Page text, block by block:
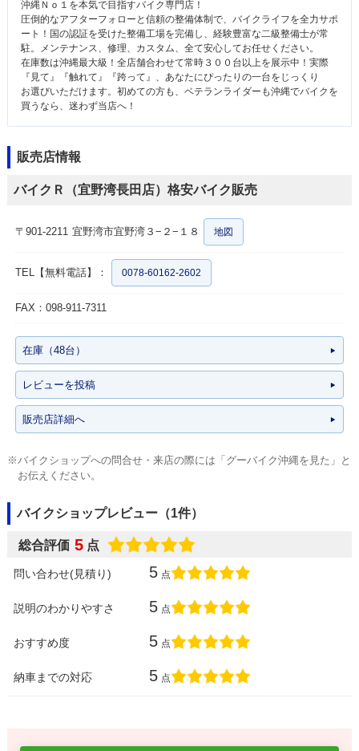
沖縄Ｎｏ１を本気で目指すバイク専門店！
圧倒的なアフターフォローと信頼の整備体制で、バイクライフを全力サポ
ート！国の認証を受けた整備工場を完備し、経験豊富な二級整備士が常
駐。メンテナンス、修理、カスタム、全て安心してお任せください。
在庫数は沖縄最大級！全店舗合わせて常時３００台以上を展示中！実際
『見て』『触れて』『跨って』、あなたにぴったりの一台をじっくり
お選びいただけます。初めての方も、ベテランライダーも沖縄でバイクを
買うなら、迷わず当店へ！
販売店情報
バイクＲ（宜野湾長田店）格安バイク販売
〒901-2211 宜野湾市宜野湾３−２−１８ 地図
TEL【無料電話】： 0078-60162-2602
FAX：098-911-7311
在庫（48台）
レビューを投稿
販売店詳細へ
※バイクショップへの問合せ・来店の際には「グーバイク沖縄を見た」と
お伝えください。
バイクショップレビュー（1件）
総合評価 5 点
問い合わせ(見積り) 5 点
説明のわかりやすさ 5 点
おすすめ度 5 点
納車までの対応 5 点